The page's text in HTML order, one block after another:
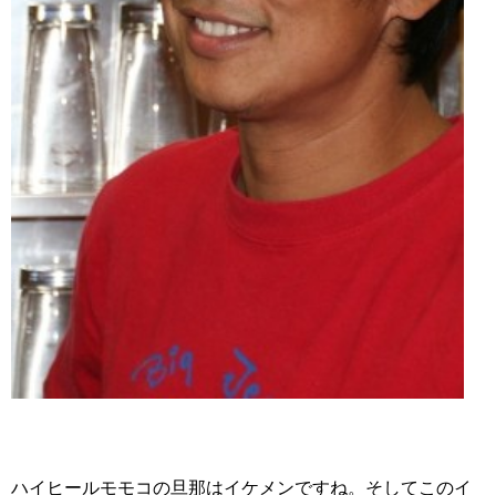
ハイヒールモモコの旦那はイケメンですね。そしてこのイ